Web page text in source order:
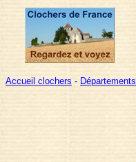
Accueil clochers - Départements